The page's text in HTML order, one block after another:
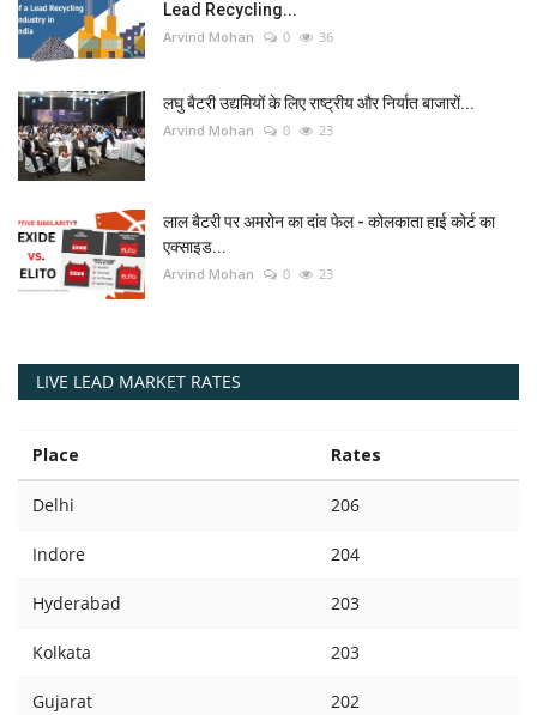
Lead Recycling...
Arvind Mohan 0 36
लघु बैटरी उद्यमियों के लिए राष्ट्रीय और निर्यात बाजारों...
Arvind Mohan 0 23
लाल बैटरी पर अमरोन का दांव फेल - कोलकाता हाई कोर्ट का
एक्साइड...
Arvind Mohan 0 23
LIVE LEAD MARKET RATES
Place Rates
Delhi 206
Indore 204
Hyderabad 203
Kolkata 203
Gujarat 202